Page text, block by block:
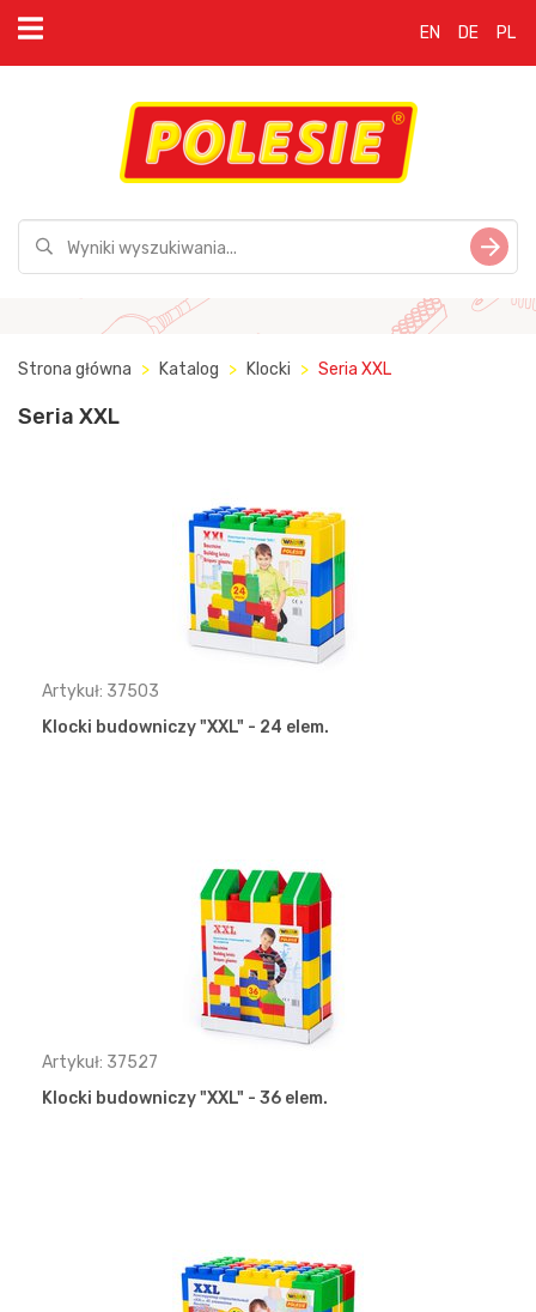
EN DE PL
Strona główna Katalog Klocki Seria XXL
Seria XXL
Artykuł: 37503
Klocki budowniczy "XXL" - 24 elem.
Artykuł: 37527
Klocki budowniczy "XXL" - 36 elem.